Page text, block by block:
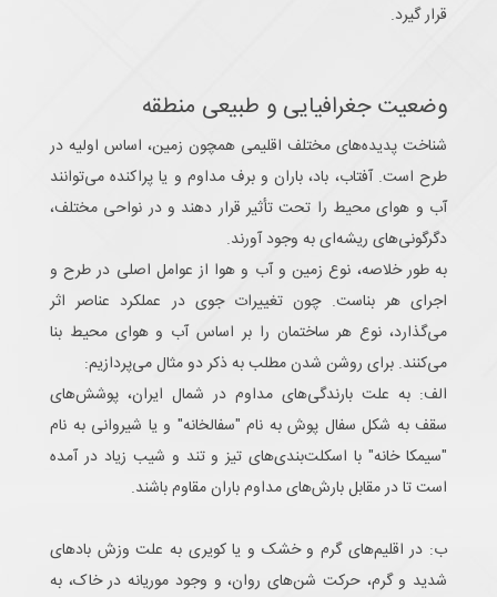
قرار گیرد.
وضعیت جغرافیایی و طبیعی منطقه
شناخت پدیده‌های مختلف اقلیمی همچون زمین، اساس اولیه در
طرح است. آفتاب، باد، باران و برف مداوم و یا پراکنده می‌توانند
آب و هوای محیط را تحت تأثیر قرار دهند و در نواحی مختلف،
دگرگونی‌های ریشه‌ای به وجود آورند.
به طور خلاصه، نوع زمین و آب و هوا از عوامل اصلی در طرح و
اجرای هر بناست. چون تغییرات جوی در عملکرد عناصر اثر
می‌گذارد، نوع هر ساختمان را بر اساس آب و هوای محیط بنا
می‌کنند. برای روشن شدن مطلب به ذکر دو مثال می‌پردازیم:
الف: به علت بارندگی‌های مداوم در شمال ایران، پوشش‌های
سقف به شکل سفال پوش به نام "سفالخانه" و یا شیروانی به نام
"سیمکا خانه" با اسکلت‌بندی‌های تیز و تند و شیب زیاد در آمده
است تا در مقابل بارش‌های مداوم باران مقاوم باشند.
ب: در اقلیم‌های گرم و خشک و یا کویری به علت وزش بادهای
شدید و گرم، حرکت شن‌های روان، و وجود موریانه در خاک، به